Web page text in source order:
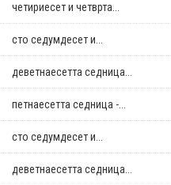
четириесет и четврта...
сто седумдесет и...
деветнаесетта седница...
петнаесетта седница -...
сто седумдесет и...
деветнаесетта седница...